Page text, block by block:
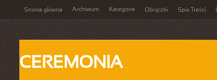
Strona główna Archiwum Kategorie Obrączki Spis Treści
CEREMONIA